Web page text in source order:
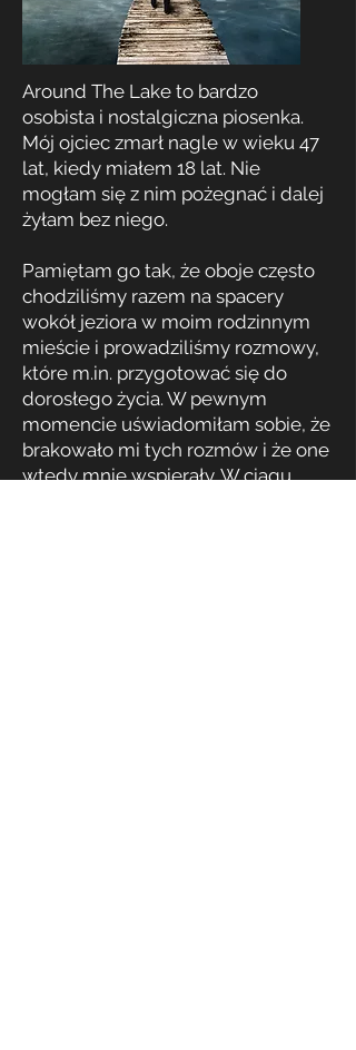
Around The Lake to bardzo
osobista i nostalgiczna piosenka.
Mój ojciec zmarł nagle w wieku 47
lat, kiedy miałem 18 lat. Nie
mogłam się z nim pożegnać i dalej
żyłam bez niego.
Pamiętam go tak, że oboje często
chodziliśmy razem na spacery
wokół jeziora w moim rodzinnym
mieście i prowadziliśmy rozmowy,
które m.in. przygotować się do
dorosłego życia. W pewnym
momencie uświadomiłam sobie, że
brakowało mi tych rozmów i że one
wtedy mnie wspierały. W ciągu